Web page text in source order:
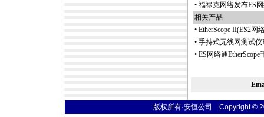
• 福禄克网络发布ES
相关产品
• EtherScope II(ES2
• 手持式无线网测试
• ES网络通
版权所有·安恒公司 Copyright ©